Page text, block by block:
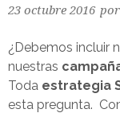
23 octubre 2016 por
¿Debemos incluir
nuestras
Toda estrategia
esta pregunta.